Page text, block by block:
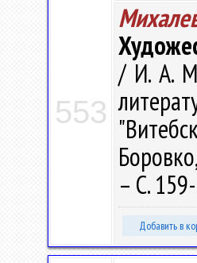
553
/ И. А.
– С.
Добавить в